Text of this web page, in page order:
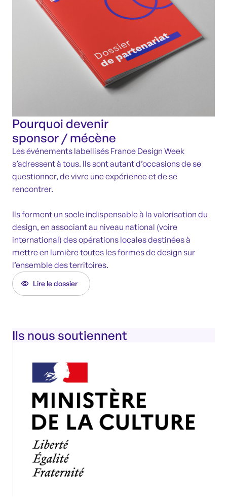
Pourquoi devenir
sponsor / mécène
Les événements labellisés France Design Week
s’adressent à tous. Ils sont autant d’occasions de se
questionner, de vivre une expérience et de se
rencontrer.
Ils forment un socle indispensable à la valorisation du
design, en associant au niveau national (voire
international) des opérations locales destinées à
mettre en lumière toutes les formes de design sur
l’ensemble des territoires.
Lire le dossier
Ils nous soutiennent